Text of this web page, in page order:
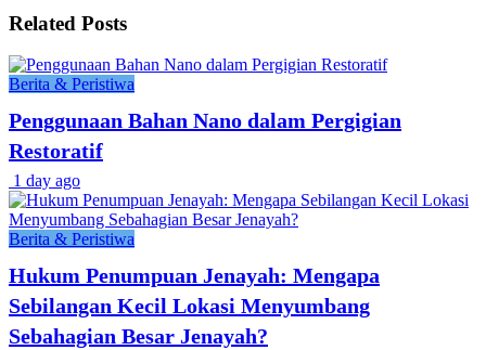
Related Posts
Berita & Peristiwa
Penggunaan Bahan Nano dalam Pergigian
Restoratif
1 day ago
Berita & Peristiwa
Hukum Penumpuan Jenayah: Mengapa
Sebilangan Kecil Lokasi Menyumbang
Sebahagian Besar Jenayah?